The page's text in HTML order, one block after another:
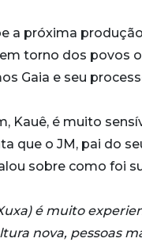
a próxima
torno dos povos
Gaia e seu
Kauê, é muito
que o JM, pai do
sobre como foi
é muito
nova, pessoas